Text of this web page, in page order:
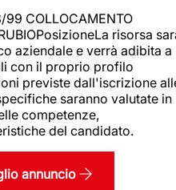
99 COLLOCAMENTO
risorsa
aziendale e verrà adibita a
con il proprio profilo
previste dall'iscrizione
saranno valutate in
competenze,
del candidato.
annuncio